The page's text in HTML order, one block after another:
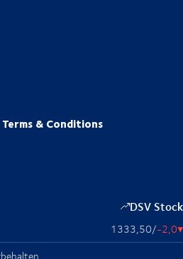
& Conditions
DSV Stock
1333,50/-2,0▴